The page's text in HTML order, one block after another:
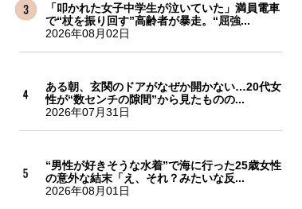
「叩かれた女子中学生が泣いていた」満員電車
で“杖を振り回す”高齢者が暴走。“屈強...
2026年08月02日
ある朝、玄関のドアがなぜか開かない…20代女
性が“数センチの隙間”から見たものの...
2026年07月31日
“男性が好きそうな水着”で海に行った25歳女性
の意外な結末「え、それ？みたいな反...
2026年08月01日